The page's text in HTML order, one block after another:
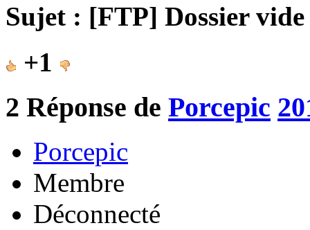
Sujet : [FTP] Dossier
+1
2 Réponse de Porcepic
Porcepic
Membre
Déconnecté